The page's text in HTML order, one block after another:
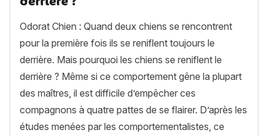
Odorat Chien : Quand deux chiens se rencontrent
pour la première fois ils se reniflent toujours le
derrière. Mais pourquoi les chiens se reniflent le
derrière ? Même si ce comportement gêne la plupart
des maîtres, il est difficile d’empêcher ces
compagnons à quatre pattes de se flairer. D’après les
études menées par les comportementalistes, ce